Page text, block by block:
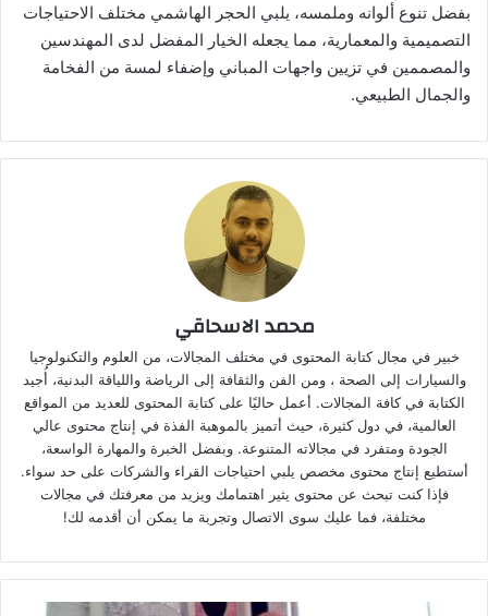
بفضل تنوع ألوانه وملمسه، يلبي الحجر الهاشمي مختلف الاحتياجات
التصميمية والمعمارية، مما يجعله الخيار المفضل لدى المهندسين
والمصممين في تزيين واجهات المباني وإضفاء لمسة من الفخامة
والجمال الطبيعي.
محمد الاسحاقي
خبير في مجال كتابة المحتوى في مختلف المجالات، من العلوم والتكنولوجيا
والسيارات إلى الصحة ، ومن الفن والثقافة إلى الرياضة واللياقة البدنية، أُجيد
الكتابة في كافة المجالات. أعمل حاليًا على كتابة المحتوى للعديد من المواقع
العالمية، في دول كثيرة، حيث أتميز بالموهبة الفذة في إنتاج محتوى عالي
الجودة ومتفرد في مجالاته المتنوعة. وبفضل الخبرة والمهارة الواسعة،
أستطيع إنتاج محتوى مخصص يلبي احتياجات القراء والشركات على حد سواء.
فإذا كنت تبحث عن محتوى يثير اهتمامك ويزيد من معرفتك في مجالات
مختلفة، فما عليك سوى الاتصال وتجربة ما يمكن أن أقدمه لك!